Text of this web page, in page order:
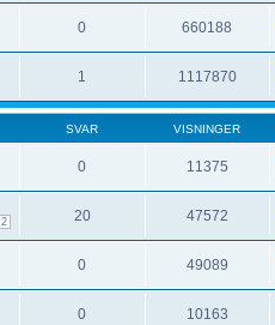
0 660188
1 1117870
SVAR VISNINGER
0 11375
2 20 47572
0 49089
0 10163